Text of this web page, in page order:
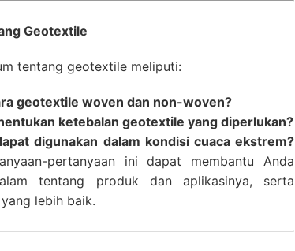
Geotextile
tentang geotextile meliputi:
geotextile woven dan non-woven?
ketebalan geotextile yang diperlukan?
digunakan dalam kondisi cuaca ekstrem?
pertanyaan ini dapat membantu Anda
tentang produk dan aplikasinya, serta
lebih baik.